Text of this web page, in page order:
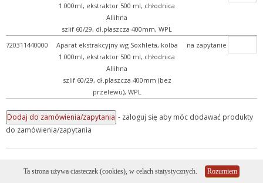
+ Aparaty różne
+ Separatory
+ Butle i butelki szklane
+ Chłodnice i kolumny
+ Eksykatory i dzwony szk...
+ Fiolki szklane (wialki)
+ Kolby
1.000ml, ekstraktor 500 ml, chłodnica
Allihna
szlif 60/29, dł.płaszcza 400mm, WPL
720311440000
Aparat ekstrakcyjny wg Soxhleta, kolba
1.000ml, ekstraktor 500 ml, chłodnica
Allihna
szlif 60/29, dł.płaszcza 400mm (bez
przelewu), WPL
na zapytanie
- zaloguj się aby móc dodawać produkty
do zamówienia/zapytania
Copyright 2026Megan s.c.Wszelkie prawa zastrzeżone.
Ta strona używa ciasteczek (cookies), w celach statystycznych. Rozumiem